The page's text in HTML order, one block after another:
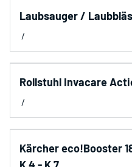
Home
Haushalt
Hochdruckreiniger
IT
Foto & Video
Blog
Sports
Laubsauger /
/
Rollstuhl Invacare
/
Kärcher eco!Booster